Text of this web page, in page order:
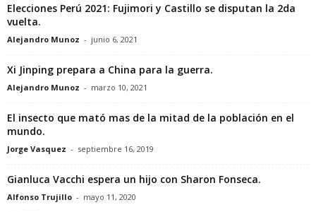
Elecciones Perú 2021: Fujimori y Castillo se disputan la 2da
vuelta.
Alejandro Munoz - junio 6, 2021
Xi Jinping prepara a China para la guerra.
Alejandro Munoz - marzo 10, 2021
El insecto que mató mas de la mitad de la población en el
mundo.
Jorge Vasquez - septiembre 16, 2019
Gianluca Vacchi espera un hijo con Sharon Fonseca.
Alfonso Trujillo - mayo 11, 2020